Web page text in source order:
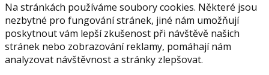
Na stránkách používáme soubory cookies. Některé jsou
nezbytné pro fungování stránek, jiné nám umožňují
poskytnout vám lepší zkušenost při návštěvě našich
stránek nebo zobrazování reklamy, pomáhají nám
analyzovat návštěvnost a stránky zlepšovat.